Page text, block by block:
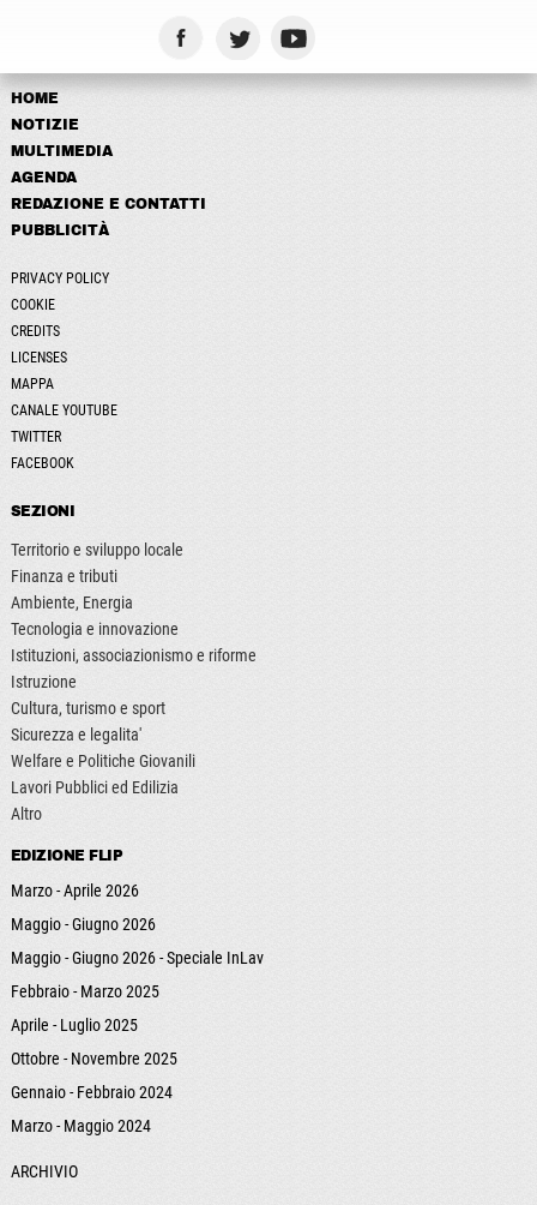
HOME
NOTIZIE
MULTIMEDIA
AGENDA
REDAZIONE E CONTATTI
PUBBLICITÀ
PRIVACY POLICY
COOKIE
CREDITS
LICENSES
MAPPA
CANALE YOUTUBE
TWITTER
FACEBOOK
SEZIONI
Territorio e sviluppo locale
Finanza e tributi
Ambiente, Energia
Tecnologia e innovazione
Istituzioni, associazionismo e riforme
Istruzione
Cultura, turismo e sport
Sicurezza e legalita'
Welfare e Politiche Giovanili
Lavori Pubblici ed Edilizia
Altro
EDIZIONE FLIP
Marzo - Aprile 2026
Maggio - Giugno 2026
Maggio - Giugno 2026 - Speciale InLav
Febbraio - Marzo 2025
Aprile - Luglio 2025
Ottobre - Novembre 2025
Gennaio - Febbraio 2024
Marzo - Maggio 2024
ARCHIVIO